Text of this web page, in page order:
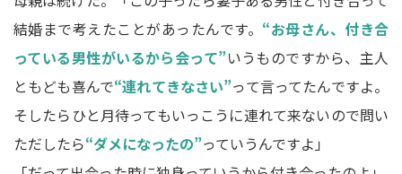
結婚まで考えたことがあったんです。 “お母さん、付き合
っている男性がいるから会って”いうものですから、主人
ともども喜んで“連れてきなさい”って言ってたんですよ。
そしたらひと月待ってもいっこうに連れて来ないので問い
ただしたら“ダメになったの”っていうんですよ」